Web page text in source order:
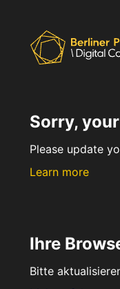
Sorry,
Please update
Learn more
Ihre
Bitte